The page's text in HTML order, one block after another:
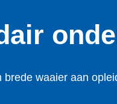
waaier aan